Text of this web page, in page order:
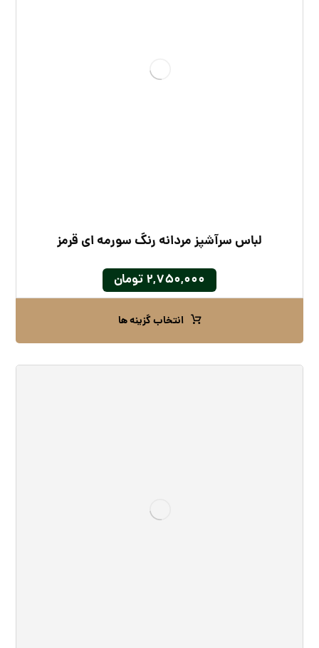
لباس سرآشپز مردانه رنگ سورمه‌ ای قرمز
۲,۷۵۰,۰۰۰تومان
انتخاب گزینه ها